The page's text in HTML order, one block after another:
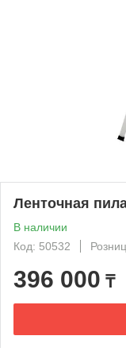
Ленточная
В наличии
Код: 50532
396 000 ₸